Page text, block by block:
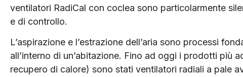
ventilatori RadiCal con coclea sono particolarmente
e di controllo.
L’aspirazione e l’estrazione dell’aria sono processi
all’interno di un’abitazione. Fino ad oggi i prodotti più
recupero di calore) sono stati ventilatori radiali a pale